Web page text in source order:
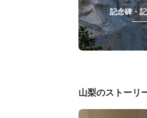
記念碑・
山梨のストーリ